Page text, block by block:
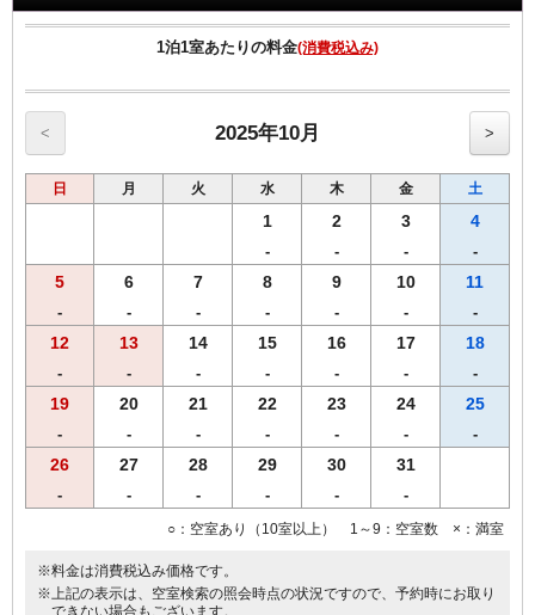
・ご予定の変更により７泊未満のご利用になった場合は通常料金での
ご案内となりますのでご注意ください。
・ウェルカムドリンクとしてR&Bオリジナル挽きたてコーヒーをご用
意！
・全室インターネット回線接続可能（Wi-Fi・有線LAN）
♪朝食付♪
スタッフが毎朝焼き上げる焼きたてパンをお召し上がりいただけま
【Ｒ＆Ｂホテル朝食メニュー（AM6：30-AM9：30）】
♪焼きたてパンの香りで目覚める朝♪
・自慢の焼きたてパン
・サラダ
・オーガニックグラノーラ
・ほど良い塩味付き！絶品味付ゆで玉子
・３種類のあたたかスープ
・香り高いＲ＆Ｂオリジナル挽きたてコーヒー
・紅茶
朝から元気になれる朝食を、是非、お召し上がりください！！
1泊1室あたりの料金(消費税込み)
< 2025年10月 >
日 月 火 水 木 金 土
1
-
2
-
3
-
4
-
5
-
6
-
7
-
8
-
9
-
10
-
11
-
12
-
13
-
14
-
15
-
16
-
17
-
18
-
19
-
20
-
21
-
22
-
23
-
24
-
25
-
26
-
27
-
28
-
29
-
30
-
31
-
○：空室あり（10室以上） 1～9：空室数 ×：満室
※料金は消費税込み価格です。
※上記の表示は、空室検索の照会時点の状況ですので、予約時にお取り